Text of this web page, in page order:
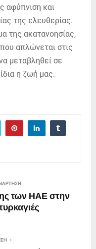
αφύπνιση και
της ελευθερίας.
της ακατανοησίας,
απλώνεται στις
μεταβληθεί σε
η ζωή μας.
των ΗΑΕ στην